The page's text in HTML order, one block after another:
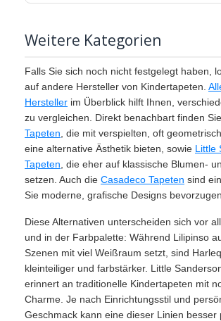
Weitere Kategorien
Falls Sie sich noch nicht festgelegt haben,
auf andere Hersteller von Kindertapeten.
Hersteller im Überblick hilft Ihnen,
zu vergleichen. Direkt benachbart finden Sie
Tapeten , die mit verspielten, oft
eine alternative Ästhetik bieten, sowie Little
Tapeten , die eher auf klassische Blumen-
setzen. Auch die Casadeco Tapeten sind
Sie moderne, grafische Designs bevorzugen.
Diese Alternativen unterscheiden sich vor
und in der Farbpalette: Während Lilipinso
Szenen mit viel Weißraum setzt, sind
kleinteiliger und farbstärker. Little
erinnert an traditionelle Kindertapeten mit
Charme. Je nach Einrichtungsstil und
Geschmack kann eine dieser Linien besser